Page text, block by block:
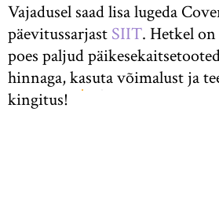
Vajadusel saad lisa lugeda
päevitussarjast SIIT. Hetkel
poes paljud
hinnaga, kasuta võimalust ja
kingitus!